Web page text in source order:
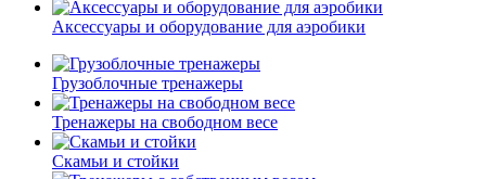
Аксессуары и оборудование для аэробики
Грузоблочные тренажеры
Тренажеры на свободном весе
Скамьи и стойки